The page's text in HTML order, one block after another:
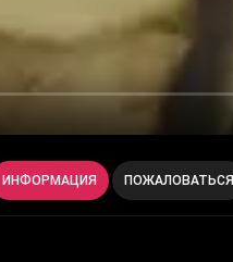
ИНФОРМАЦИЯ ПОЖАЛОВАТЬСЯ